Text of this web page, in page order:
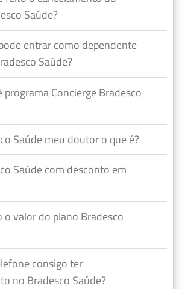
Saúde?
entrar como dependente
Saúde?
programa Concierge Bradesco
Saúde meu doutor o que é?
Saúde com desconto em
o valor do plano Bradesco
consigo ter
no Bradesco Saúde?